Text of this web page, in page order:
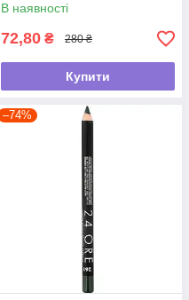
В наявності
72,80 ₴ 280 ₴
Купити
–74%